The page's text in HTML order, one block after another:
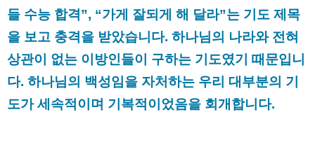
들 수능 합격”, “가게 잘되게 해 달라”는 기도 제목
을 보고 충격을 받았습니다. 하나님의 나라와 전혀
상관이 없는 이방인들이 구하는 기도였기 때문입니
다. 하나님의 백성임을 자처하는 우리 대부분의 기
도가 세속적이며 기복적이었음을 회개합니다.